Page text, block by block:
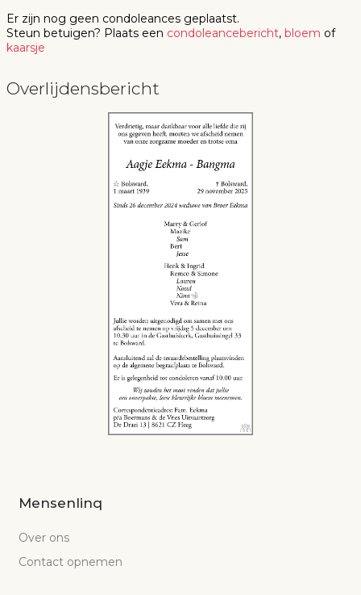
Er zijn nog geen condoleances geplaatst.
Steun betuigen? Plaats een condoleancebericht, bloem of
kaarsje
Overlijdensbericht
Mensenlinq
Over ons
Contact opnemen